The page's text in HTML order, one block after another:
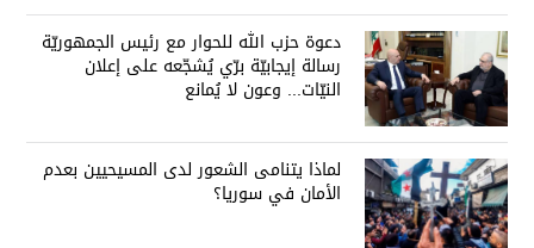
دعوة حزب الله للحوار مع رئيس الجمهوريّة
رسالة إيجابيّة برّي يُشجّعه على إعلان
النيّات... وعون لا يُمانع
لماذا يتنامى الشعور لدى المسيحيين بعدم
الأمان في سوريا؟